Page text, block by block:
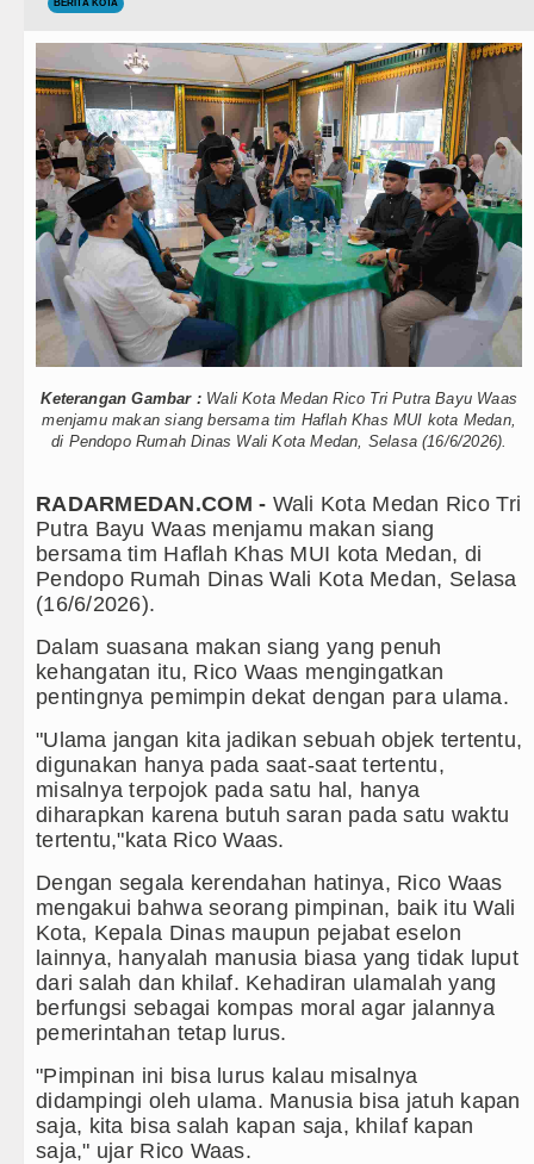
Internasional
Wisata
TIPS dan TRIK
+ Lainnya
Video
Kesehatan
Kuliner
Siraman Rohani
Brong Diamankan Polsek Balige
Diblokir Warga
Kesenian Jakarta
Rute Jakarta-Bangkok
di Perth Selasa 11 Agustus 2026 Pukul 17.00 WIB
Penalti Lawan Borussia Dortmund
di Anfield
Atletico Madrid Laga Persahabatan di Seoul
SDM Kesehatan Kepulauan Nias
Brong Diamankan Polsek Balige
Diblokir Warga
Kesenian Jakarta
Rute Jakarta-Bangkok
Penalti Lawan Borussia Dortmund
di Anfield
Atletico Madrid Laga Persahabatan di Seoul
SDM Kesehatan Kepulauan Nias
POUK Chapel USU Bakal Aksi Damai di
Brong Diamankan Polsek Balige
Diblokir Warga
Kesenian Jakarta
BERITA KOTA
Keterangan Gambar : Wali Kota Medan Rico Tri Putra Bayu Waas
menjamu makan siang bersama tim Haflah Khas MUI kota Medan,
di Pendopo Rumah Dinas Wali Kota Medan, Selasa (16/6/2026).
RADARMEDAN.COM - Wali Kota Medan Rico Tri
Putra Bayu Waas menjamu makan siang
bersama tim Haflah Khas MUI kota Medan, di
Pendopo Rumah Dinas Wali Kota Medan, Selasa
(16/6/2026).
Dalam suasana makan siang yang penuh
kehangatan itu, Rico Waas mengingatkan
pentingnya pemimpin dekat dengan para ulama.
"Ulama jangan kita jadikan sebuah objek tertentu,
digunakan hanya pada saat-saat tertentu,
misalnya terpojok pada satu hal, hanya
diharapkan karena butuh saran pada satu waktu
tertentu,"kata Rico Waas.
Dengan segala kerendahan hatinya, Rico Waas
mengakui bahwa seorang pimpinan, baik itu Wali
Kota, Kepala Dinas maupun pejabat eselon
lainnya, hanyalah manusia biasa yang tidak luput
dari salah dan khilaf. Kehadiran ulamalah yang
berfungsi sebagai kompas moral agar jalannya
pemerintahan tetap lurus.
"Pimpinan ini bisa lurus kalau misalnya
didampingi oleh ulama. Manusia bisa jatuh kapan
saja, kita bisa salah kapan saja, khilaf kapan
saja," ujar Rico Waas.